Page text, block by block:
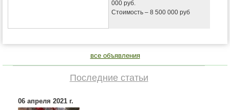
000 руб.
Стоимость – 8 500 000 руб
все объявления
Последние статьи
06 апреля 2021 г.